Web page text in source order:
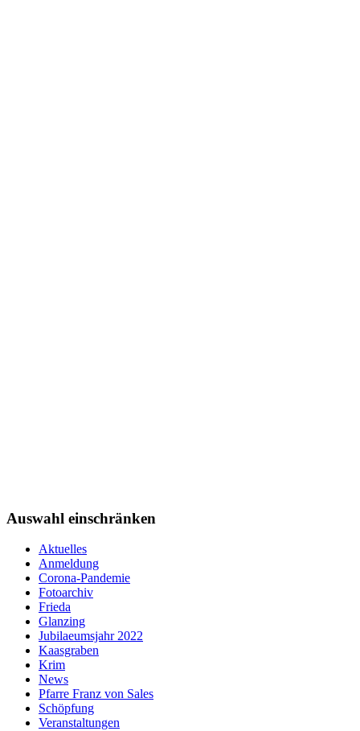
Auswahl einschränken
Aktuelles
Anmeldung
Corona-Pandemie
Fotoarchiv
Frieda
Glanzing
Jubilaeumsjahr 2022
Kaasgraben
Krim
News
Pfarre Franz von Sales
Schöpfung
Veranstaltungen